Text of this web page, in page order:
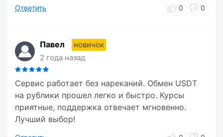
Ответить 0 0
Павел
новичок
2 года назад
Сервис работает без нареканий. Обмен USDT
на рублики прошел легко и быстро. Курсы
приятные, поддержка отвечает мгновенно.
Лучший выбор!